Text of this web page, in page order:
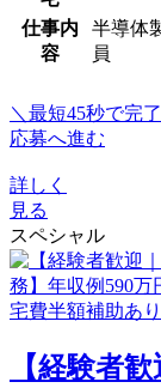
仕事内
容
半導体
員
＼最短45秒で完
応募へ進む
詳しく
見る
スペシャル
【経験者